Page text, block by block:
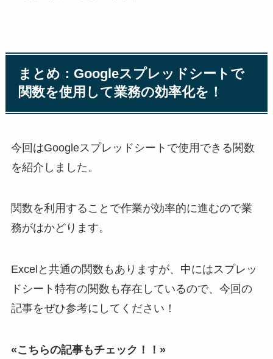
まとめ：Googleスプレッドシートで
関数を使用して業務の効率化を！
今回はGoogleスプレッドシートで使用できる関数
を紹介しました。
関数を利用することで作業が効率的に進むので業
務がはかどります。
Excelと共通の関数もありますが、中にはスプレッ
ドシート特有の関数も存在しているので、今回の
記事をぜひ参考にしてください！
«こちらの記事もチェック！！»